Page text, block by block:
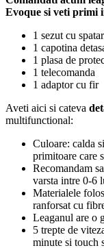
Evoque si veti primi
1 sezut cu
1 capotina
1 plasa de
1 telecomanda
1 adaptor cu fir
Aveti aici si cateva
multifunctional:
Culoare: calda
primitoare care
Recomandam
varsta intre 0-6
Materialele
ranforsat cu
Leaganul are o
5 trepte de
minute si touch